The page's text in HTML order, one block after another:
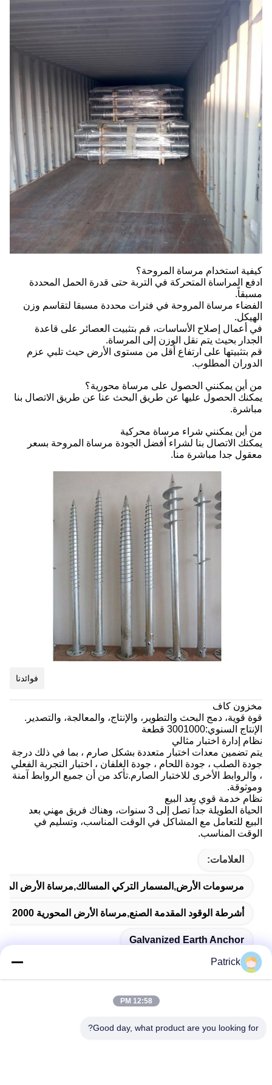
كيفية استخدام مرساة المروحة؟
ادفع المراساة المتحركة في التربة حتى قدرة الحمل المحددة
مسبقاً.
الفضاء مرساة المروحة في فترات محددة مسبقا لتقاسم وزن
الهيكل.
في أعمال إصلاح الأساسات، قم بتثبيت العصائر على قاعدة
الجدار بحيث يتم نقل الوزن إلى المرساة.
قم بتثبيتها على ارتفاع أقل من مستوى الأرض حيث تلبي عزم
الدوران المطلوب.
من أين يمكنني الحصول على مرساة محورية؟
يمكنك الحصول عليها عن طريق البحث عنا عن طريق الاتصال بنا
مباشرة.
من أين يمكنني شراء مرساة محركية
يمكنك الاتصال بنا لشراء أفضل الجودة مرساة المروحة بسعر
معقول جدا مباشرة منا.
فوائدنا
مخزون كاف
قوة قوية، دمج البحث والتطوير، والإنتاج، والمعالجة، والتصدير.
الإنتاج السنوي:3001000 قطعة
نظام إدارة اختبار مثالي
يتم تضمين معدات اختبار متعددة بشكل صارم ، بما في ذلك درجة
جودة الصلب ، جودة اللحام ، جودة الغلفان ، اختبار التجربة الفعلي
، والروابط الأخرى للاختبار الصارم.تأكد من أن جميع الروابط آمنة
وموثوقة.
نظام خدمة قوي بعد البيع
الحياة الطويلة جداً تصل إلى 3 سنوات، وهناك فريق مهني بعد
البيع للتعامل مع المشاكل في الوقت المناسب، وتسليم في
الوقت المناسب.
العلامات:
مرسومات الأرض,المسمار التركي المسالك,مرساة الأرض
أشرطة الوقود المقدمة الصنع,مرساة الأرض المحورية 2000 مم,عجلات محفوفة بالدوامة معدنية 1800mm
Galvanized Earth Anchor
Patrick
12:58 PM
Good day, what product are you looking for?